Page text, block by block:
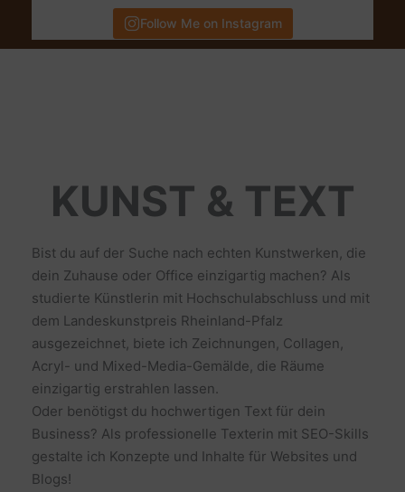
Follow Me on Instagram
KUNST & TEXT
Bist du auf der Suche nach echten Kunstwerken, die
dein Zuhause oder Office einzigartig machen? Als
studierte Künstlerin mit Hochschulabschluss und mit
dem Landeskunstpreis Rheinland-Pfalz
ausgezeichnet, biete ich Zeichnungen, Collagen,
Acryl- und Mixed-Media-Gemälde, die Räume
einzigartig erstrahlen lassen.
Oder benötigst du hochwertigen Text für dein
Business? Als professionelle Texterin mit SEO-Skills
gestalte ich Konzepte und Inhalte für Websites und
Blogs!